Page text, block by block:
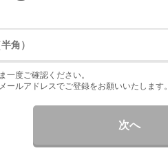
度ご確認ください。
ルアドレスでご登録をお願いいたします。
次へ